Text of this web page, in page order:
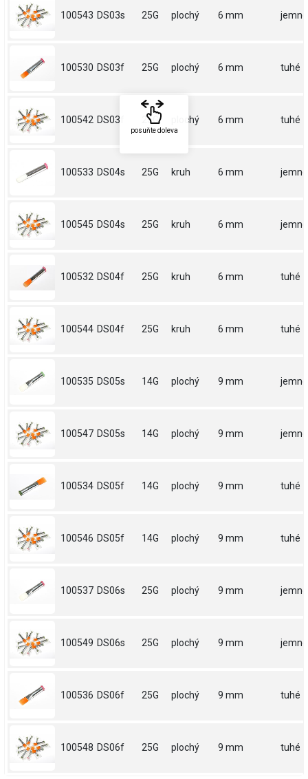
100543 DS03s 25G plochý 6 mm jemné
100530 DS03f 25G plochý 6 mm tuhé
100542 DS03f 25G plochý 6 mm tuhé
100533 DS04s 25G kruh 6 mm jemné
100545 DS04s 25G kruh 6 mm jemné
100532 DS04f 25G kruh 6 mm tuhé
100544 DS04f 25G kruh 6 mm tuhé
100535 DS05s 14G plochý 9 mm jemné
100547 DS05s 14G plochý 9 mm jemné
100534 DS05f 14G plochý 9 mm tuhé
100546 DS05f 14G plochý 9 mm tuhé
100537 DS06s 25G plochý 9 mm jemné
100549 DS06s 25G plochý 9 mm jemné
100536 DS06f 25G plochý 9 mm tuhé
100548 DS06f 25G plochý 9 mm tuhé
posuňte doleva